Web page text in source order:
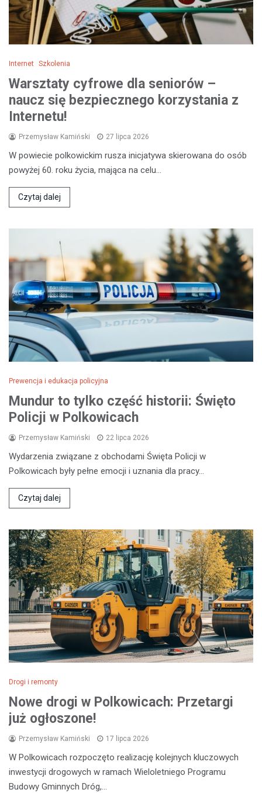
Internet Szkolenia
Warsztaty cyfrowe dla seniorów –
naucz się bezpiecznego korzystania z
Internetu!
Przemysław Kamiński 27 lipca 2026
W powiecie polkowickim rusza inicjatywa skierowana do osób
powyżej 60. roku życia, mająca na celu…
Czytaj dalej
Prewencja i edukacja policyjna
Mundur to tylko część historii: Święto
Policji w Polkowicach
Przemysław Kamiński 22 lipca 2026
Wydarzenia związane z obchodami Święta Policji w
Polkowicach były pełne emocji i uznania dla pracy…
Czytaj dalej
Drogi i remonty
Nowe drogi w Polkowicach: Przetargi
już ogłoszone!
Przemysław Kamiński 17 lipca 2026
W Polkowicach rozpoczęto realizację kolejnych kluczowych
inwestycji drogowych w ramach Wieloletniego Programu
Budowy Gminnych Dróg,…